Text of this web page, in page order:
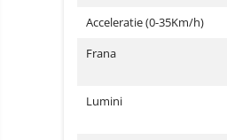
Casti Wireless
Casti cu Fir
Ceasuri
Smartwatch
Acceleratie (0-35Km/h)
Frana
Lumini